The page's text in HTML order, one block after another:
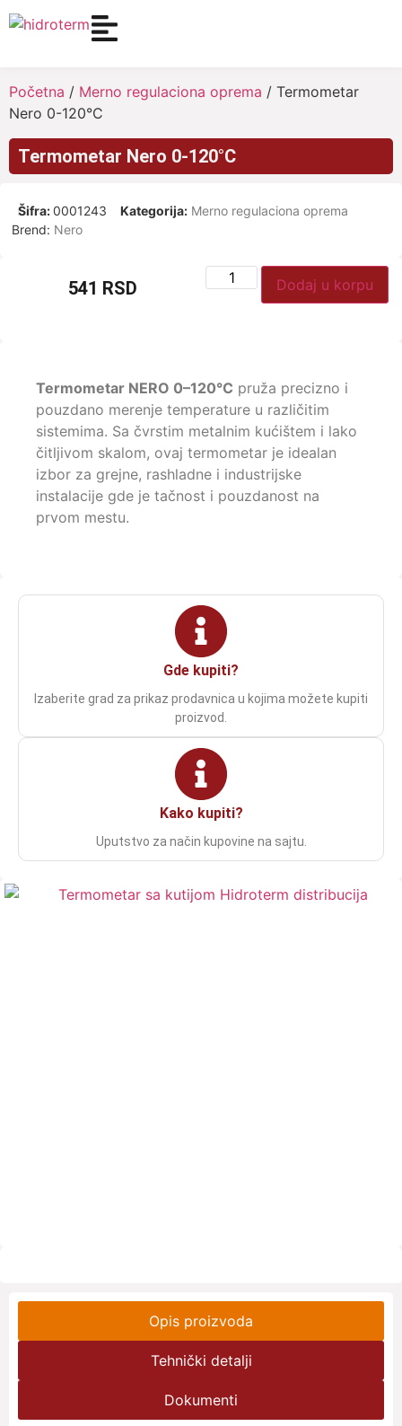
Početna / Merno regulaciona oprema / Termometar
Nero 0-120°C
Termometar Nero 0-120°C
Šifra:0001243 Kategorija: Merno regulaciona oprema
Brend: Nero
541 RSD Dodaj u korpu
Termometar NERO 0–120°C pruža precizno i
pouzdano merenje temperature u različitim
sistemima. Sa čvrstim metalnim kućištem i lako
čitljivom skalom, ovaj termometar je idealan
izbor za grejne, rashladne i industrijske
instalacije gde je tačnost i pouzdanost na
prvom mestu.
Gde kupiti?
Izaberite grad za prikaz prodavnica u kojima možete kupiti
proizvod.
Kako kupiti?
Uputstvo za način kupovine na sajtu.
Opis proizvoda
Tehnički detalji
Dokumenti